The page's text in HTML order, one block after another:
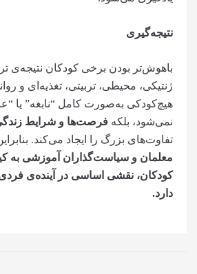
نتیجه‌گیری
باهوش‌تر بودن برخی کودکان نتیجه‌ی
ژنتیکی، محیطی، تربیتی، تغذیه‌ای و
هیچ‌کودکی به‌صورت کامل “نابغه” یا
نمی‌شود، بلکه فرصت‌ها و شرایط زندگی
تفاوت‌های بزرگ را ایجاد می‌کند.
معلمان و سیاست‌گذاران آموزشی به
کودکان، نقشی اساسی در آینده‌ی
دارد.